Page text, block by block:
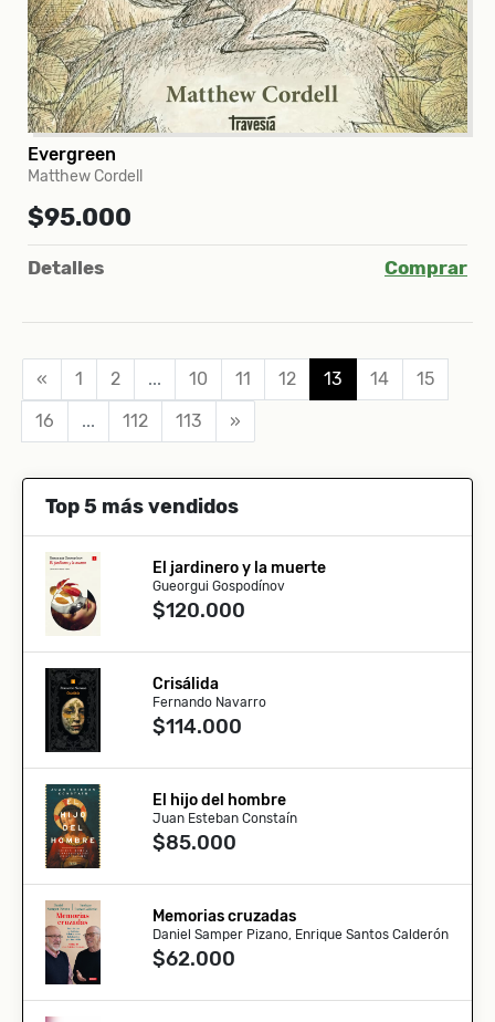
Top 5 más vendidos
El jardinero y la muerte
Gueorgui Gospodínov
$120.000
Crisálida
Fernando Navarro
$114.000
El hijo del hombre
Juan Esteban Constaín
$85.000
Memorias cruzadas
Daniel Samper Pizano, Enrique Santos Calderón
$62.000
Evergreen
Matthew Cordell
$95.000
Detalles Comprar
« 1 2 ... 10 11 12 13 14
15
16
... 112 113 »